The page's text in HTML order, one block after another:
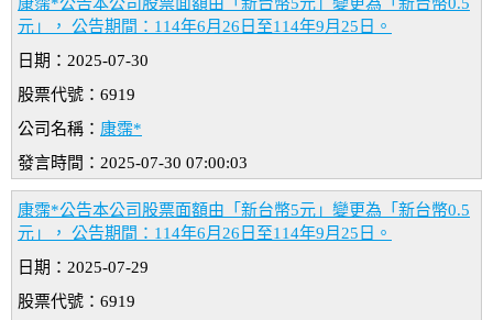
元」， 公告期間：114年6月26日至114年9月25日。
日期：2025-07-30
股票代號：6919
公司名稱： 康霈*
發言時間：2025-07-30 07:00:03
康霈*公告本公司股票面額由「新台幣5元」變更為「新台幣0.5
元」， 公告期間：114年6月26日至114年9月25日。
日期：2025-07-29
股票代號：6919